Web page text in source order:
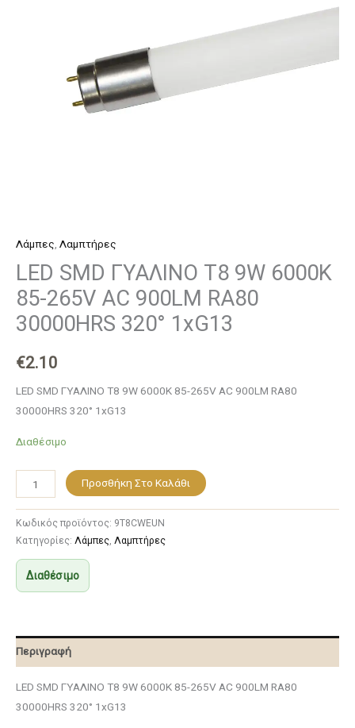
Λάμπες, Λαμπτήρες
LED SMD ΓΥΑΛΙΝΟ T8 9W 6000K
85-265V AC 900LM RA80
30000HRS 320° 1xG13
€2.10
LED SMD ΓΥΑΛΙΝΟ T8 9W 6000K 85-265V AC 900LM RA80
30000HRS 320° 1xG13
Διαθέσιμο
Προσθήκη Στο Καλάθι
Κωδικός προϊόντος: 9T8CWEUN
Κατηγορίες: Λάμπες, Λαμπτήρες
Διαθέσιμο
Περιγραφή
LED SMD ΓΥΑΛΙΝΟ T8 9W 6000K 85-265V AC 900LM RA80
30000HRS 320° 1xG13